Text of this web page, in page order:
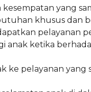
yang
khusus dan
pelayanan
anak ketika
ke pelayanan yang